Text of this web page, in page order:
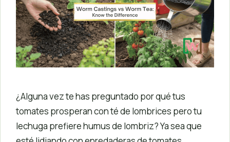
¿Alguna vez te has preguntado por qué tus
tomates prosperan con té de lombrices pero tu
lechuga prefiere humus de lombriz? Ya sea que